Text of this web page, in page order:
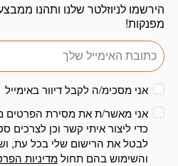
הירשמו לניוזלטר שלנו ותהנו
מפנקות!
אני מסכימ/ה לקבל דיוור באימייל
אני מאשר/ת את מסירת הפרטים
כדי ליצור איתי קשר וכן לצרכים
לבטל את הרישום שלי בכל עת,
והשימוש בהם תחולמדיניות